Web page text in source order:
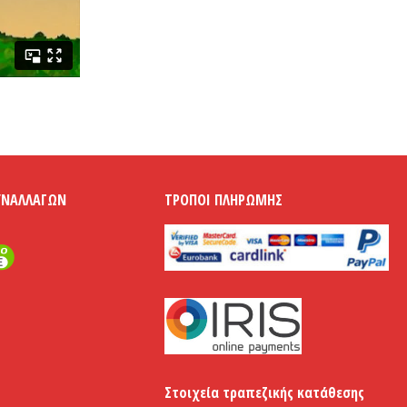
ΤΡΌΠΟΙ ΠΛΗΡΩΜΉΣ
Στοιχεία τραπεζικής κατάθεσης